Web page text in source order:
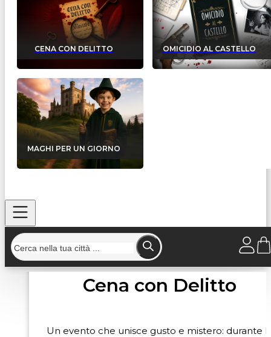
CENA CON DELITTO OMICIDIO AL CASTELLO
MAGHI PER UN GIORNO
Cena con Delitto
Un evento che unisce gusto e mistero: durante